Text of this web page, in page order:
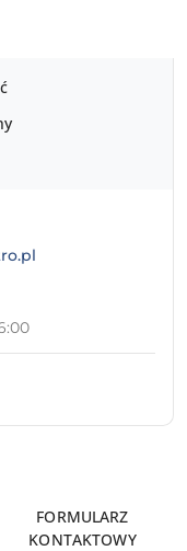
FORMULARZ
KONTAKTOWY